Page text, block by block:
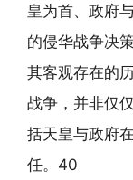
皇为首、政府
的侵华战争决
其客观存在的
战争，并非仅
括天皇与政府
任。40